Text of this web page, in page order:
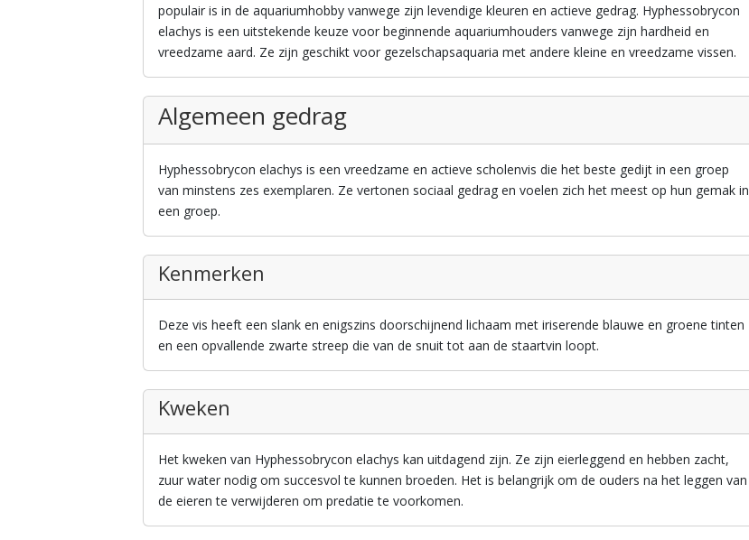
populair is in de aquariumhobby vanwege zijn levendige kleuren en actieve gedrag. Hyphessobrycon
elachys is een uitstekende keuze voor beginnende aquariumhouders vanwege zijn hardheid en
vreedzame aard. Ze zijn geschikt voor gezelschapsaquaria met andere kleine en vreedzame vissen.
Algemeen gedrag
Hyphessobrycon elachys is een vreedzame en actieve scholenvis die het beste gedijt in een groep
van minstens zes exemplaren. Ze vertonen sociaal gedrag en voelen zich het meest op hun gemak in
een groep.
Kenmerken
Deze vis heeft een slank en enigszins doorschijnend lichaam met iriserende blauwe en groene tinten
en een opvallende zwarte streep die van de snuit tot aan de staartvin loopt.
Kweken
Het kweken van Hyphessobrycon elachys kan uitdagend zijn. Ze zijn eierleggend en hebben zacht,
zuur water nodig om succesvol te kunnen broeden. Het is belangrijk om de ouders na het leggen van
de eieren te verwijderen om predatie te voorkomen.